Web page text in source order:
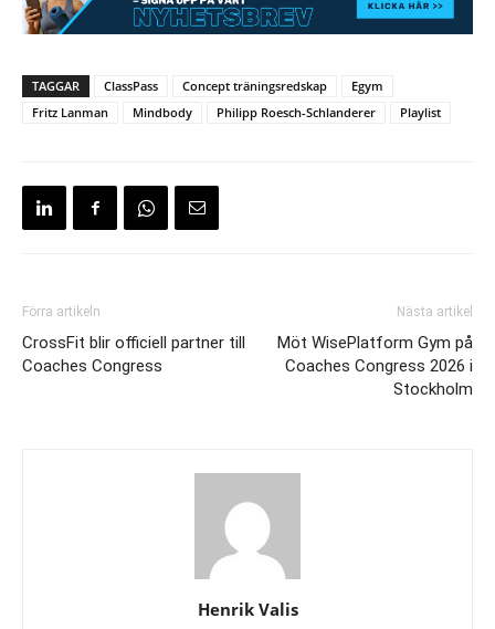
TAGGAR ClassPass Concept träningsredskap
Egym
Fritz Lanman
Mindbody Philipp Roesch-Schlanderer Playlist
Förra artikeln
CrossFit blir officiell partner till
Coaches Congress
Nästa artikel
Möt WisePlatform Gym på
Coaches Congress 2026 i
Stockholm
Henrik Valis